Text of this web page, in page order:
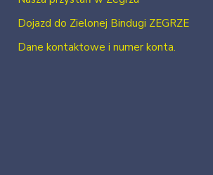
Dojazd do Zielonej Bindugi ZEGRZE
Dane kontaktowe i numer konta.